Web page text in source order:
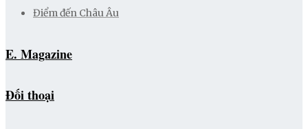
Điểm đến Châu Âu
E. Magazine
Đối thoại